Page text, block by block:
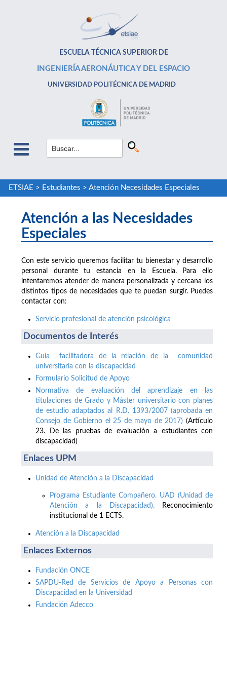
ESCUELA TÉCNICA SUPERIOR DE
INGENIERÍA AERONÁUTICA Y DEL ESPACIO
UNIVERSIDAD POLITÉCNICA DE MADRID
ETSIAE > Estudiantes > Atención Necesidades Especiales
Atención a las Necesidades
Especiales
Con este servicio queremos facilitar tu bienestar y desarrollo
personal durante tu estancia en la Escuela. Para ello
intentaremos atender de manera personalizada y cercana los
distintos tipos de necesidades que te puedan surgir. Puedes
contactar con:
Servicio profesional de atención psicológica
Documentos de Interés
Guía facilitadora de la relación de la comunidad
universitaria con la discapacidad
Formulario Solicitud de Apoyo
Normativa de evaluación del aprendizaje en las
titulaciones de Grado y Máster universitario con planes
de estudio adaptados al R.D. 1393/2007 (aprobada en
Consejo de Gobierno el 25 de mayo de 2017) (Artículo
23. De las pruebas de evaluación a estudiantes con
discapacidad)
Enlaces UPM
Unidad de Atención a la Discapacidad
Programa Estudiante Compañero. UAD (Unidad de
Atención a la Discapacidad).Reconocimiento
institucional de 1 ECTS.
Atención a la Discapacidad
Enlaces Externos
Fundación ONCE
SAPDU-Red de Servicios de Apoyo a Personas con
Discapacidad en la Universidad
Fundación Adecco